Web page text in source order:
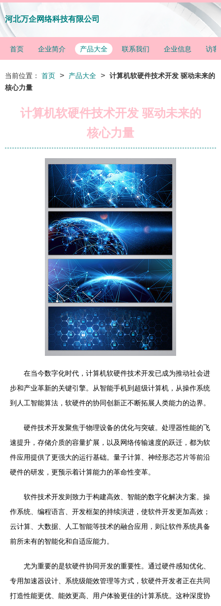
河北万企网络科技有限公司
首页 企业简介 产品大全 联系我们 企业信息 访客
当前位置： 首页 > 产品大全 > 计算机软硬件技术开发 驱动未来的
核心力量
计算机软硬件技术开发 驱动未来的
核心力量
在当今数字化时代，计算机软硬件技术开发已成为推动社会进
步和产业革新的关键引擎。从智能手机到超级计算机，从操作系统
到人工智能算法，软硬件的协同创新正不断拓展人类能力的边界。
硬件技术开发聚焦于物理设备的优化与突破。处理器性能的飞
速提升，存储介质的容量扩展，以及网络传输速度的跃迁，都为软
件应用提供了更强大的运行基础。量子计算、神经形态芯片等前沿
硬件的研发，更预示着计算能力的革命性变革。
软件技术开发则致力于构建高效、智能的数字化解决方案。操
作系统、编程语言、开发框架的持续演进，使软件开发更加高效；
云计算、大数据、人工智能等技术的融合应用，则让软件系统具备
前所未有的智能化和自适应能力。
尤为重要的是软硬件协同开发的重要性。通过硬件感知优化、
专用加速器设计、系统级能效管理等方式，软硬件开发者正在共同
打造性能更优、能效更高、用户体验更佳的计算系统。这种深度协